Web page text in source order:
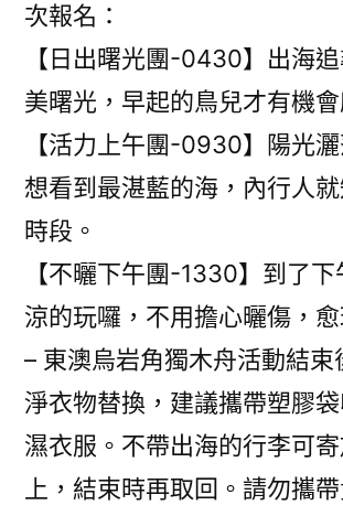
次報名：
【日出曙光團-0430】出海
美曙光，早起的鳥兒才有機會
【活力上午團-0930】陽光灑
想看到最湛藍的海，內行人
時段。
【不曬下午團-1330】到了
涼的玩囉，不用擔心曬傷，愈
– 東澳烏岩角獨木舟活動結束
淨衣物替換，建議攜帶塑膠
濕衣服。不帶出海的行李可
上，結束時再取回。請勿攜